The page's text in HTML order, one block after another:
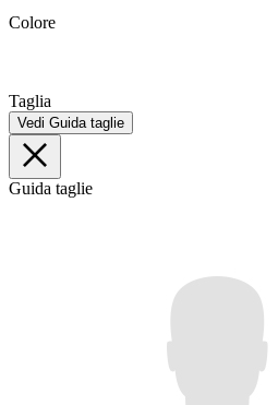
Colore
Taglia
Vedi Guida taglie
Guida taglie